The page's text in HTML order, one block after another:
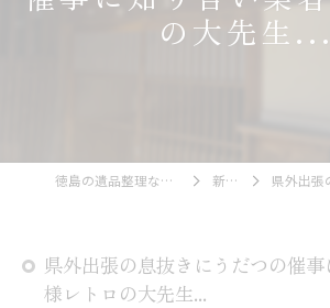
の大先生...
徳島の遺品整理なら古美術・古道具 なかや 新着情報 県外出張の息抜きに
県外出張の息抜きにうだつの催
様レトロの大先生...